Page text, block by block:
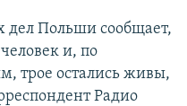
дел Польши сообщает,
и, по
трое остались живы,
Радио